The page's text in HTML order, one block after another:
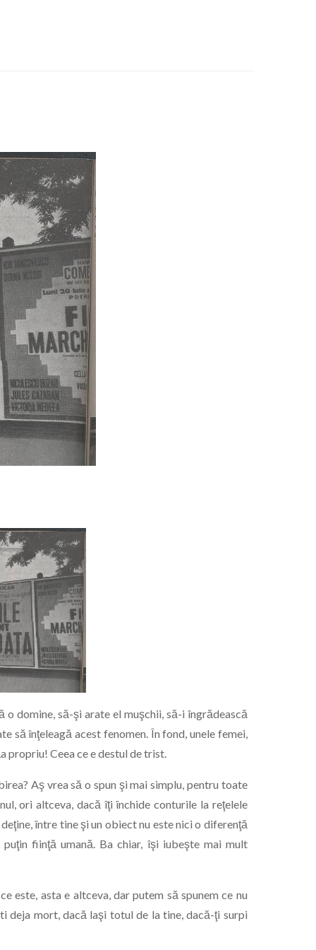
domine, să-şi arate el muşchii, să-i îngrădească
să înţeleagă acest fenomen. În fond, unele femei,
propriu! Ceea ce e destul de trist.
Aş vrea să o spun şi mai simplu, pentru toate
ori altceva, dacă îţi închide conturile la reţelele
între tine şi un obiect nu este nici o diferenţă
fiinţă umană. Ba chiar, îşi iubeşte mai mult
este, asta e altceva, dar putem să spunem ce nu
deja mort, dacă laşi totul de la tine, dacă-ţi surpi